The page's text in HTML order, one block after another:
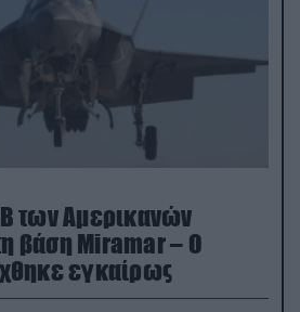
των Αμερικανών
βάση Miramar – Ο
εγκαίρως